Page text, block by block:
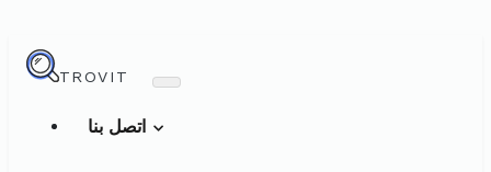
TROVIT